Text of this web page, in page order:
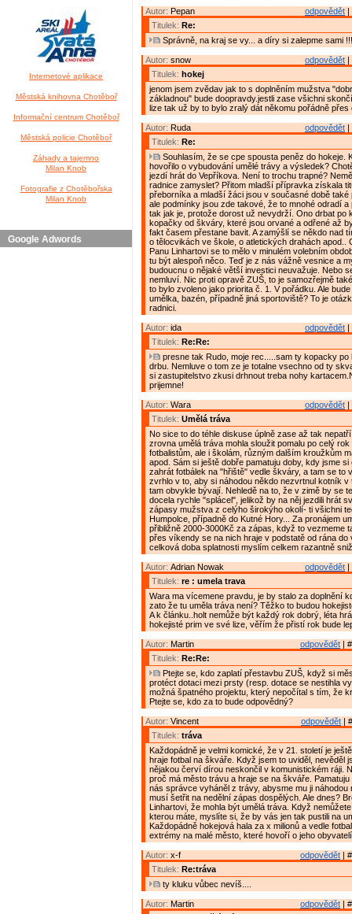
Internetové aplikace
Městská knihovna Chotěboř
Informační centrum Chotěboř
Městská policie Chotěboř
Záhady a tajemno
Milan Knob
Fotografie z Chotěbořska
Milan Knob
Google Adwords
odpovědět |
Autor: Pepan
Titulek: Re:
Správně, na kraj se vy... a díry si zalepme sami !!!
odpovědět |
Autor: snow
Titulek: hokej
jenom jsem zvědav jak to s doplněním mužstva
základnou" bude doopravdy.jestli zase všichni
lize tak už by to bylo zralý dát někomu pořádně přes
odpovědět |
Autor: Ruda
Titulek: Re:
Souhlasím, že se cpe spousta peněz do hokeje.
hovořilo o vybudování umělé trávy a výsledek?
jezdí hrát do Vepříkova. Není to trochu trapné?
radnice zamyslet? Přitom mladší přípravka získala
přeborníka a mladší žáci jsou v současné době také
ale podmínky jsou zde takové, že to mnohé odradí a
tak jak je, protože dorost už nevydrží. Ono drbat po
kopačky od škváry, které jsou orvané a odřené až
fakt časem přestane bavit. A zamýšlí se někdo nad
o tělocvikách ve škole, o atletických drahách apod..
Panu Linhartovi se to mělo v minulém volebním
tu být alespoň něco. Teď je z nás vážně vesnice a
budoucnu o nějaké větší investici neuvažuje. Nebo
nemluví. Nic proti opravě ZUŠ, to je samozřejmě
to bylo zvoleno jako priorita č. 1. V pořádku. Ale
umělka, bazén, případně jiná sportoviště? To je
radnici.
odpovědět |
Autor: ida
Titulek: Re:Re:
presne tak Rudo, moje rec.....sam ty kopacky po
drbu. Nemluve o tom ze je totalne vsechno od ty
si zastupitelstvo zkusi drhnout treba nohy
prijemne!
odpovědět |
Autor: Wara
Titulek: Umělá tráva
No sice to do téhle diskuse úplně zase až tak
zrovna umělá tráva mohla sloužit pomalu po celý rok
fotbalistům, ale i školám, různým dalším kroužkům
apod. Sám si ještě dobře pamatuju doby, kdy jsme si
zahrát fotbálek na "hřiště" vedle škváry, a tam se to
zvrhlo v to, aby si náhodou někdo nezvrtnul kotník v
tam obvykle bývají. Nehledě na to, že v zimě by se
docela rychle "splácel", jelikož by na něj jezdili hrát
zápasy mužstva z celýho širokýho okolí- ti všichni
Humpolce, případně do Kutné Hory... Za pronájem
přibližně 2000-3000Kč za zápas, když to vezmeme
přes víkendy se na nich hraje v podstatě od rána do
celková doba splatnosti myslím celkem razantně
odpovědět |
Autor: Adrian Nowak
Titulek: re : umela trava
Wara ma vícemene pravdu, je by stalo za doplnění
zato že tu uměla tráva není? Těžko to budou
A k článku..holt nemůže být každý rok dobrý, léta
hokejisté prim ve své lize, věřím že přistí rok bude
odpovědět |
Autor: Martin
Titulek: Re:Re:
Ptejte se, kdo zaplatí přestavbu ZUŠ, když si
protéct dotaci mezi prsty (resp. dotace se nestihla
možná špatného projektu, který nepočítal s tím, že
Ptejte se, kdo za to bude odpovědný?
odpovědět |
Autor: Vincent
Titulek: tráva
Každopádně je velmi komické, že v 21. století je
hraje fotbal na škváře. Když jsem to uviděl, nevěděl
nějakou červí dírou neskončil v komunistickém ráji.
proč má město trávu a hraje se na škváře.
nás správce vyháněl z trávy, abysme mu ji náhodou
musí šetřit na nedělní zápas dospělých. Ale dnes?
Linhartovi, že mohla být umělá tráva. Když
kterou máte, myslíte si, že by vás jen tak pustili na
Každopádně hokejová hala za x milionů a vedle
extrémy na malé město, které hovoří o jeho
odpovědět |
Autor: x-f
Titulek: Re:tráva
ty kluku vůbec nevíš....
odpovědět |
Autor: Martin